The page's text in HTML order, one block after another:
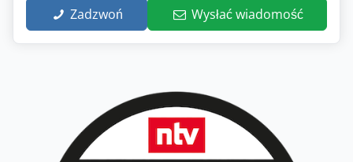
Zadzwoń Wysłać wiadomość